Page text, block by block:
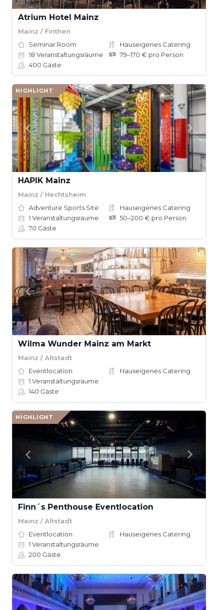
Atrium Hotel Mainz
Mainz / Finthen
Seminar Room
Hauseigenes Catering
18 Veranstaltungsräume
79–170 € pro Person
400 Gäste
HIGHLIGHT
HAPIK Mainz
Mainz / Hechtsheim
Adventure Sports Site
Hauseigenes Catering
1 Veranstaltungsräume
50–200 € pro Person
70 Gäste
Wilma Wunder Mainz am Markt
Mainz / Altstadt
Eventlocation
Hauseigenes Catering
1 Veranstaltungsräume
140 Gäste
HIGHLIGHT
Finn´s Penthouse Eventlocation
Mainz / Altstadt
Eventlocation
Hauseigenes Catering
1 Veranstaltungsräume
200 Gäste